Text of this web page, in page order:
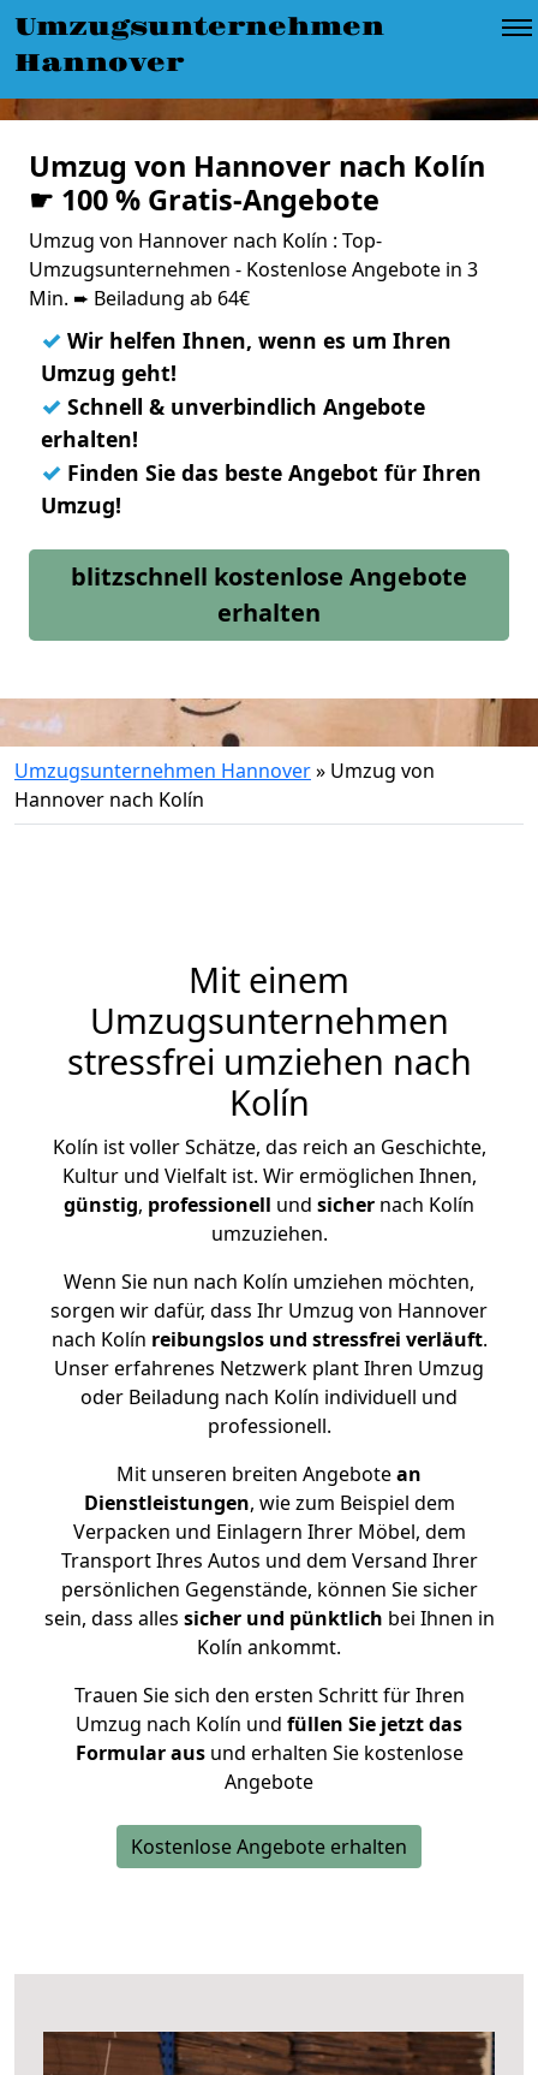
Umzugsunternehmen
Hannover
Umzug von Hannover nach Kolín
☛ 100 % Gratis-Angebote
Umzug von Hannover nach Kolín : Top-
Umzugsunternehmen - Kostenlose Angebote in 3
Min. ➨ Beiladung ab 64€
✓ Wir helfen Ihnen, wenn es um Ihren
Umzug geht!
✓ Schnell & unverbindlich Angebote
erhalten!
✓ Finden Sie das beste Angebot für Ihren
Umzug!
blitzschnell kostenlose Angebote
erhalten
Umzugsunternehmen Hannover» Umzug von
Hannover nach Kolín
Mit einem
Umzugsunternehmen
stressfrei umziehen nach
Kolín
Kolín ist voller Schätze, das reich an Geschichte,
Kultur und Vielfalt ist. Wir ermöglichen Ihnen,
günstig, professionell und sicher nach Kolín
umzuziehen.
Wenn Sie nun nach Kolín umziehen möchten,
sorgen wir dafür, dass Ihr Umzug von Hannover
nach Kolín reibungslos und stressfrei verläuft.
Unser erfahrenes Netzwerk plant Ihren Umzug
oder Beiladung nach Kolín individuell und
professionell.
Mit unseren breiten Angebotean
Dienstleistungen, wie zum Beispiel dem
Verpacken und Einlagern Ihrer Möbel, dem
Transport Ihres Autos und dem Versand Ihrer
persönlichen Gegenstände, können Sie sicher
sein, dass alles sicher und pünktlich bei Ihnen in
Kolín ankommt.
Trauen Sie sich den ersten Schritt für Ihren
Umzug nach Kolín und füllen Sie jetzt das
Formular ausund erhalten Sie kostenlose
Angebote
Kostenlose Angebote erhalten